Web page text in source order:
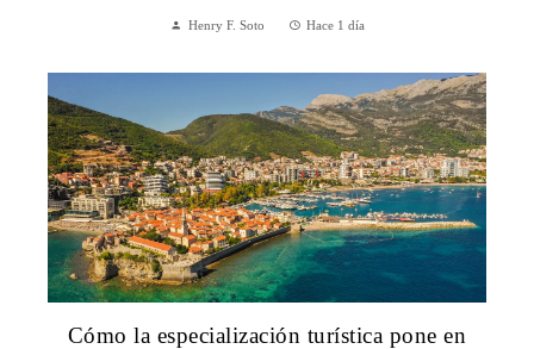
Henry F. Soto Hace 1 día
Cómo la especialización turística pone en